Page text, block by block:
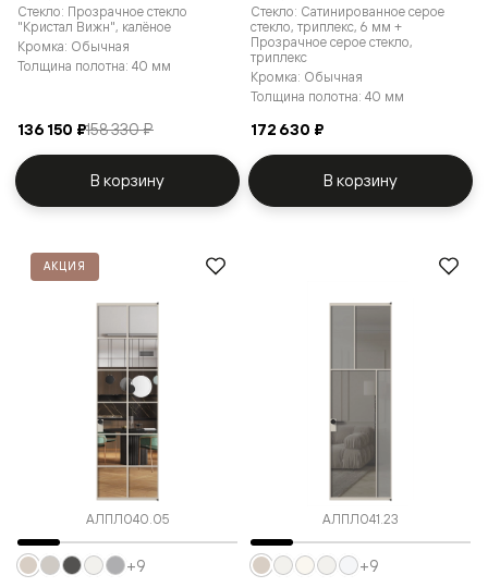
Стекло: Прозрачное стекло
"Кристал Вижн", калёное
Кромка: Обычная
Толщина полотна: 40 мм
136 150 ₽158 330 ₽
В корзину
Стекло: Сатинированное серое
стекло, триплекс, 6 мм +
Прозрачное серое стекло,
триплекс
Кромка: Обычная
Толщина полотна: 40 мм
172 630 ₽
В корзину
АКЦИЯ
АЛПЛ040.05
+9
АЛПЛ041.23
+9